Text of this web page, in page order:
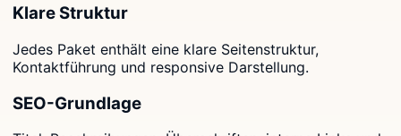
Klare Struktur
Jedes Paket enthält eine klare Seitenstruktur,
Kontaktführung und responsive Darstellung.
SEO-Grundlage